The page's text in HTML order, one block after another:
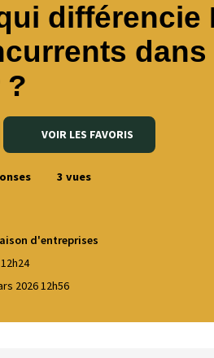
différencie
?
VOIR LES FAVORIS
3 vues
d'entreprises
2026 12h56